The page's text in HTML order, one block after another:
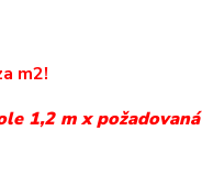
m2!
1,2 m x